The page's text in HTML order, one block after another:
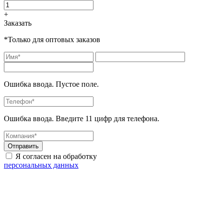
+
Заказать
*Только для оптовых заказов
Ошибка ввода. Пустое поле.
Ошибка ввода. Введите 11 цифр для телефона.
Отправить
Я согласен на обработку
персональных данных